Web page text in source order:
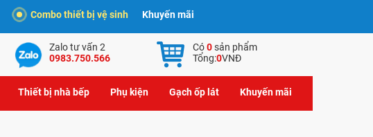
Combo thiết bị vệ sinh Khuyến mãi
Zalo tư vấn 2
0983.750.566
Có0sản phẩm
Tổng:0VNĐ
Thiết bị nhà bếp Phụ kiện Gạch ốp lát Khuyến mãi